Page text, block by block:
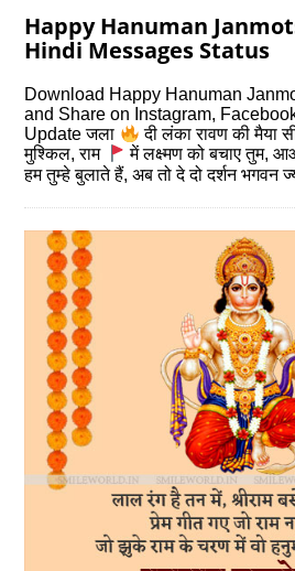
Happy Hanuman
Hindi Messages Status
Download Happy Hanuman
and Share on Instagram,
Update जला
दी लंका रावण की मैया
मुश्किल, राम
में लक्ष्मण को बचाए तुम,
हम तुम्हे बुलाते हैं, अब तो दे दो दर्शन भगवन